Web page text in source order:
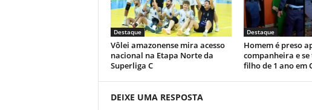
Destaque
Vôlei amazonense mira acesso
nacional na Etapa Norte da
Superliga C
Destaque
Homem é preso
companheira e
filho de 1 ano em
DEIXE UMA RESPOSTA